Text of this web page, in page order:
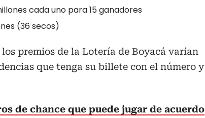
cada uno para 15 ganadores
(36 secos)
premios de la Lotería de Boyacá varían
que tenga su billete con el número y
de chance que puede jugar de acuerdo